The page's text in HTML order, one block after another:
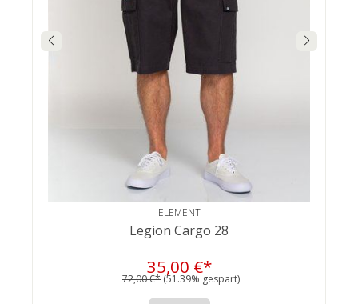
ELEMENT
Legion Cargo 28
35,00 €*
72,00 €* (51.39% gespart)